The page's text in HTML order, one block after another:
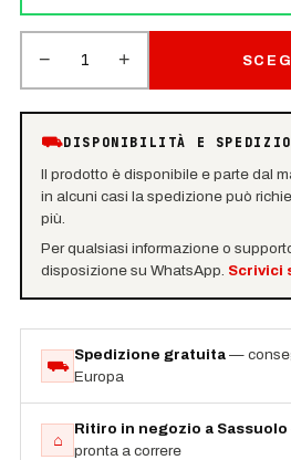
− 1 +
⛟DISPONIBILITÀ E
Il prodotto è disponibile e parte dal
in alcuni casi la spedizione può
più.
Per qualsiasi informazione o
disposizione su WhatsApp. Scrivici
⛟
Spedizione gratuita —
Europa
⌂
Ritiro in negozio a Sassuolo
pronta a correre